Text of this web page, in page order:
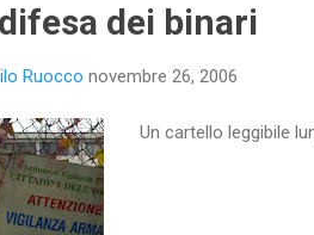
dei binari
Ruocco novembre 26, 2006
Un cartello leggibile